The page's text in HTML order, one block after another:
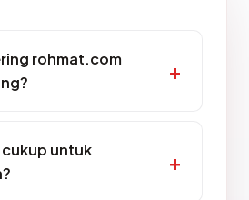
rohmat.com
untuk